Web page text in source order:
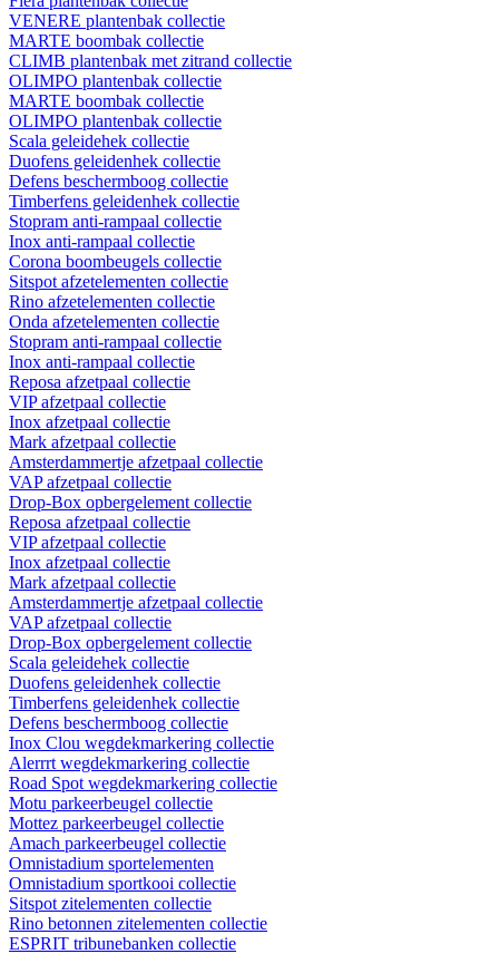
VENERE plantenbak collectie
MARTE boombak collectie
CLIMB plantenbak met zitrand collectie
OLIMPO plantenbak collectie
MARTE boombak collectie
OLIMPO plantenbak collectie
Scala geleidehek collectie
Duofens geleidenhek collectie
Defens beschermboog collectie
Timberfens geleidenhek collectie
Stopram anti-rampaal collectie
Inox anti-rampaal collectie
Corona boombeugels collectie
Sitspot afzetelementen collectie
Rino afzetelementen collectie
Onda afzetelementen collectie
Stopram anti-rampaal collectie
Inox anti-rampaal collectie
Reposa afzetpaal collectie
VIP afzetpaal collectie
Inox afzetpaal collectie
Mark afzetpaal collectie
Amsterdammertje afzetpaal collectie
VAP afzetpaal collectie
Drop-Box opbergelement collectie
Reposa afzetpaal collectie
VIP afzetpaal collectie
Inox afzetpaal collectie
Mark afzetpaal collectie
Amsterdammertje afzetpaal collectie
VAP afzetpaal collectie
Drop-Box opbergelement collectie
Scala geleidehek collectie
Duofens geleidenhek collectie
Timberfens geleidenhek collectie
Defens beschermboog collectie
Inox Clou wegdekmarkering collectie
Alerrrt wegdekmarkering collectie
Road Spot wegdekmarkering collectie
Motu parkeerbeugel collectie
Mottez parkeerbeugel collectie
Amach parkeerbeugel collectie
Omnistadium sportelementen
Omnistadium sportkooi collectie
Sitspot zitelementen collectie
Rino betonnen zitelementen collectie
ESPRIT tribunebanken collectie